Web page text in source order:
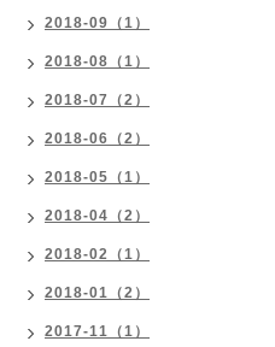
2018-09（1）
2018-08（1）
2018-07（2）
2018-06（2）
2018-05（1）
2018-04（2）
2018-02（1）
2018-01（2）
2017-11（1）